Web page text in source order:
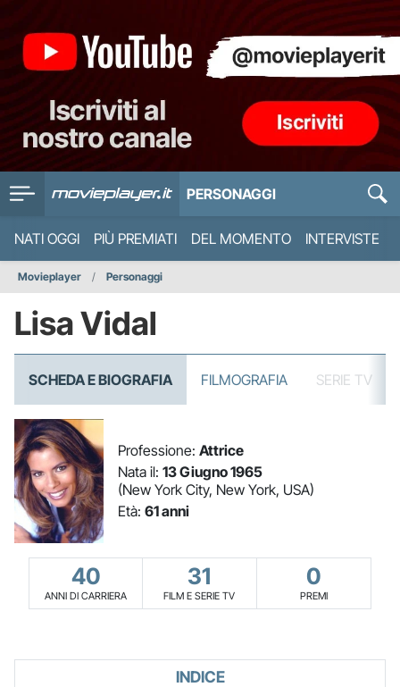
PERSONAGGI
NATI OGGI PIÙ PREMIATI DEL MOMENTO INTERVISTE
Movieplayer Personaggi
Lisa Vidal
SCHEDA E BIOGRAFIA FILMOGRAFIA SERIE TV
Professione: Attrice
Nata il: 13 Giugno 1965
(New York City, New York, USA)
Età: 61 anni
40
ANNI DI CARRIERA
31
FILM E SERIE TV
0
PREMI
INDICE